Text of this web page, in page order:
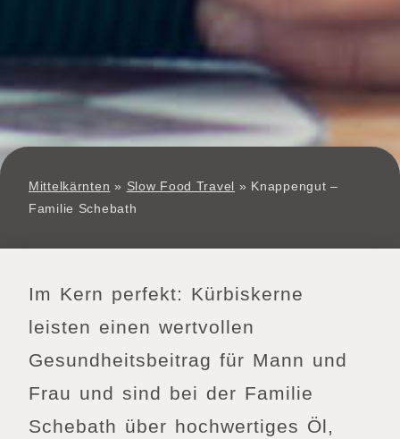
Mittelkärnten » Slow Food Travel » Knappengut –
Familie Schebath
Im Kern perfekt: Kürbiskerne
leisten einen wertvollen
Gesundheitsbeitrag für Mann und
Frau und sind bei der Familie
Schebath über hochwertiges Öl,